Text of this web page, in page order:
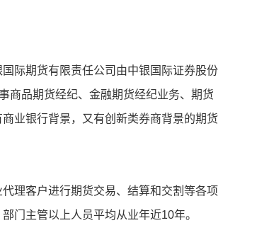
国际期货有限责任公司由中银国际证券股份
商品期货经纪、金融期货经纪业务、期货
业银行背景，又有创新类券商背景的期货
理客户进行期货交易、结算和交割等各项
门主管以上人员平均从业年近10年。